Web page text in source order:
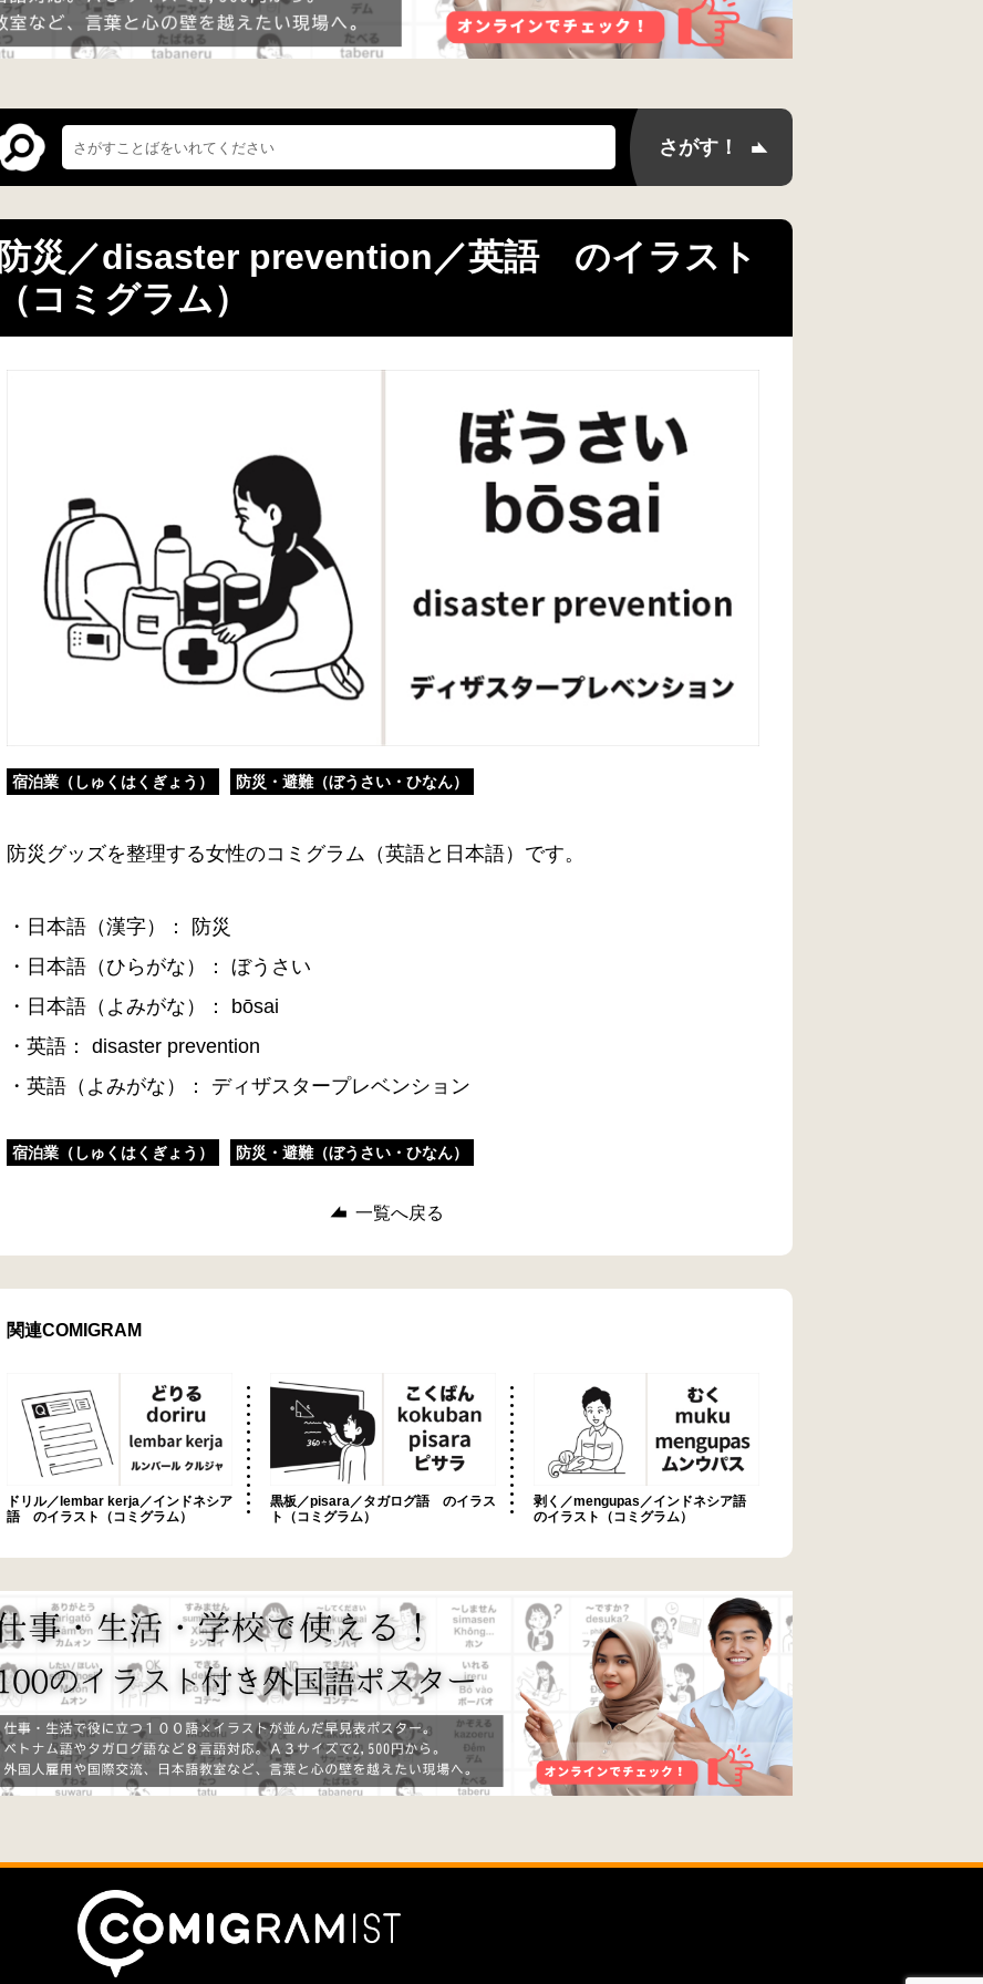
防災／disaster prevention／英語 のイラスト
（コミグラム）
宿泊業（しゅくはくぎょう） 防災・避難（ぼうさい・ひなん）
防災グッズを整理する女性のコミグラム（英語と日本語）です。
・日本語（漢字）： 防災
・日本語（ひらがな）： ぼうさい
・日本語（よみがな）： bōsai
・英語： disaster prevention
・英語（よみがな）： ディザスタープレベンション
宿泊業（しゅくはくぎょう） 防災・避難（ぼうさい・ひなん）
一覧へ戻る
関連COMIGRAM
ドリル／lembar kerja／インドネシア
語 のイラスト（コミグラム）
黒板／pisara／タガログ語 のイラス
ト（コミグラム）
剥く／mengupas／インドネシア語
のイラスト（コミグラム）